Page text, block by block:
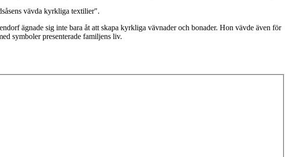
vävda kyrkliga textilier".
ägnade sig inte bara åt att skapa kyrkliga vävnader och bonader. Hon vävde även för
symboler presenterade familjens liv.